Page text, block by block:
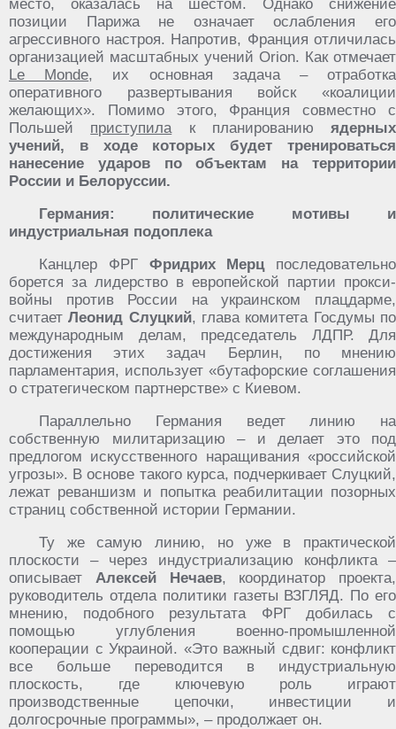
место, оказалась на шестом. Однако снижение
позиции Парижа не означает ослабления его
агрессивного настроя. Напротив, Франция отличилась
организацией масштабных учений Orion. Как отмечает
Le Monde, их основная задача – отработка
оперативного развертывания войск «коалиции
желающих». Помимо этого, Франция совместно с
Польшей приступилак планированию ядерных
учений, в ходе которых будет тренироваться
нанесение ударов по объектам на территории
России и Белоруссии.
Германия: политические мотивы и
индустриальная подоплека
Канцлер ФРГ Фридрих Мерцпоследовательно
борется за лидерство в европейской партии прокси-
войны против России на украинском плацдарме,
считаетЛеонид Слуцкий, глава комитета Госдумы по
международным делам, председатель ЛДПР. Для
достижения этих задач Берлин, по мнению
парламентария, использует «бутафорские соглашения
о стратегическом партнерстве» с Киевом.
Параллельно Германия ведет линию на
собственную милитаризацию – и делает это под
предлогом искусственного наращивания «российской
угрозы». В основе такого курса, подчеркивает Слуцкий,
лежат реваншизм и попытка реабилитации позорных
страниц собственной истории Германии.
Ту же самую линию, но уже в практической
плоскости – через индустриализацию конфликта –
описывает Алексей Нечаев, координатор проекта,
руководитель отдела политики газеты ВЗГЛЯД. По его
мнению, подобного результата ФРГ добилась с
помощью углубления военно-промышленной
кооперации с Украиной. «Это важный сдвиг: конфликт
все больше переводится в индустриальную
плоскость, где ключевую роль играют
производственные цепочки, инвестиции и
долгосрочные программы», – продолжает он.